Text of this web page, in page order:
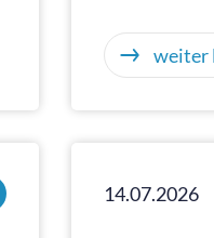
weiter
14.07.2026